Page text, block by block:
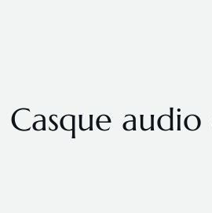
Casque